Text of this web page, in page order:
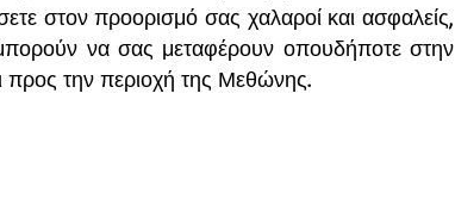
στον προορισμό σας χαλαροί και ασφαλείς,
να σας μεταφέρουν οπουδήποτε στην
προς την περιοχή της Μεθώνης.